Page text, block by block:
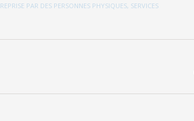
REPRISE PAR DES PERSONNES PHYSIQUES, SERVICES